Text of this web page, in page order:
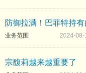
防御拉满！巴菲特持
业务范围 2024-08-
宗馥莉越来越重要了